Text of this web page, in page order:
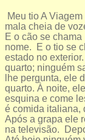
Meu tio A
mala cheia de
E o cão se
nome. E o tio se
estado no
quarto; ninguém
lhe pergunta, ele
quarto. À noite,
esquina e come
é comida italiana,
Após a grapa ele
na televisão.